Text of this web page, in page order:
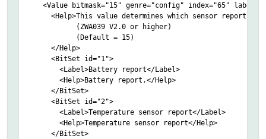
<Value bitmask="15" genre="config" index="65"
<Help>This value determines which sensor report
(ZWA039 V2.0 or higher)
(Default = 15)
</Help>
<BitSet id="1">
<Label>Battery report</Label>
<Help>Battery report.</Help>
</BitSet>
<BitSet id="2">
<Label>Temperature sensor report</Label>
<Help>Temperature sensor report</Help>
</BitSet>